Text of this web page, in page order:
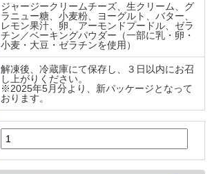
ジャージークリームチーズ、生クリーム、グ
ラニュー糖、小麦粉、ヨーグルト、バター、
レモン果汁、卵、アーモンドプードル、ゼラ
チン／ベーキングパウダー（一部に乳・卵・
小麦・大豆・ゼラチンを使用）
解凍後、冷蔵庫にて保存し、３日以内にお召
し上がりください。
※2025年5月分より、新パッケージとなって
おります。